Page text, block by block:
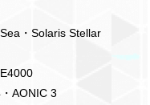
・Solaris Stellar
AONIC 3